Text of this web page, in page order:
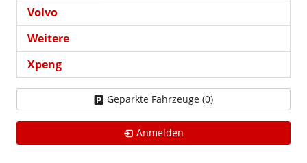
Volvo
Weitere
Xpeng
Geparkte Fahrzeuge (0)
Anmelden